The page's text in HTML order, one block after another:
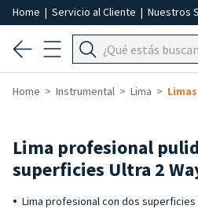
Home | Servicio al Cliente | Nuestros
Home Instrumental Lima
Lima profesional
superficies Ultra 2
Lima profesional con dos